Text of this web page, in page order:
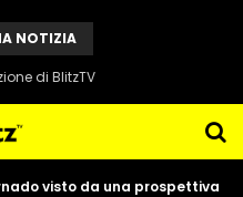
NOTIZIA
di BlitzTV
visto da una prospettiva